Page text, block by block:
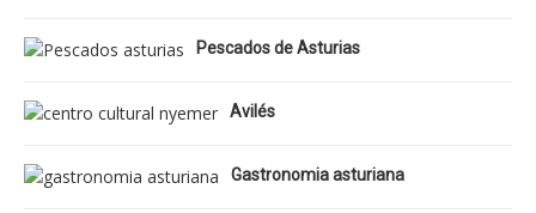
Pescados de Asturias
Avilés
Gastronomia asturiana